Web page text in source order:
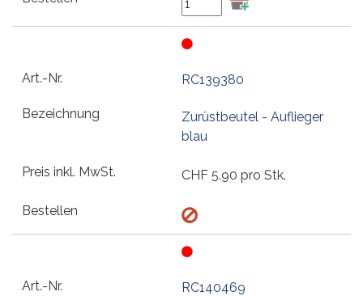
RC139380
Zurüstbeutel - Auflieger
blau
CHF 5.90 pro Stk.
RC140469